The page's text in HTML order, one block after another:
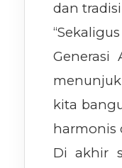
dan
kita
harmonis
Di akhir